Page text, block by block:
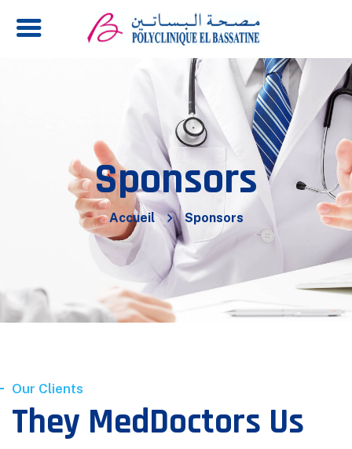
Sponsors
Accueil Sponsors
Our Clients
They MedDoctors Us